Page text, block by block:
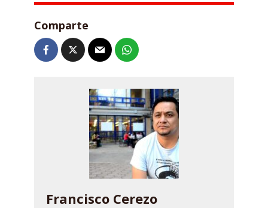
Comparte
Francisco Cerezo